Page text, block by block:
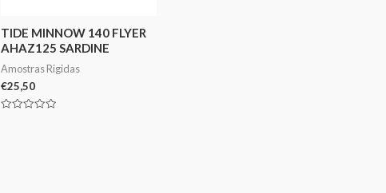
TIDE MINNOW 140 FLYER
AHAZ125 SARDINE
Amostras Rigidas
€25,50